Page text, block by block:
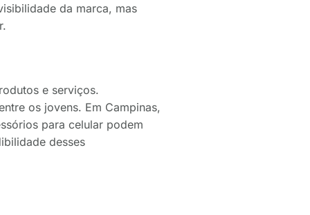
da marca, mas
e serviços.
os jovens. Em Campinas,
para celular podem
desses